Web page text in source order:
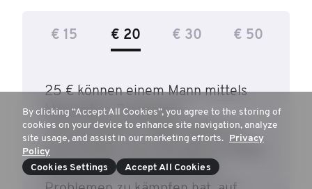
€ 15 € 20 € 30 € 50
25 € können einem Mann mittels
Movember-Programm
„Conversations“ dabei helfen zu
entscheiden, wie und wann er einen
Freund, der mit psychischen
By clicking “Accept All Cookies”, you agree to the storing of
cookies on your device to enhance site navigation, analyze
site usage, and assist in our marketing efforts. Privacy
Policy
Cookies Settings
Accept All Cookies